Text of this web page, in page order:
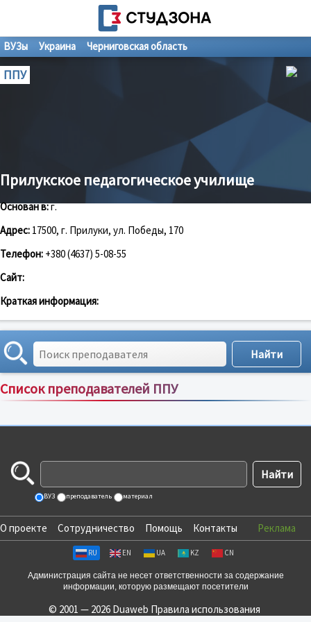
ВУЗы Украина Черниговская область
ППУ
Прилукское педагогическое училище
Основан в:г.
Адрес: 17500, г. Прилуки, ул. Победы, 170
Телефон: +380 (4637) 5-08-55
Сайт:
Краткая информация:
Список преподавателей ППУ
Сортировка по:имени;рейтингу;отзывам
ВУЗ преподаватель материал
О проекте Сотрудничество Помощь Контакты Реклама
RU EN UA KZ CN
Администрация сайта не несет ответственности за содержание
информации, которую размещают посетители
© 2001 — 2026 Duaweb Правила использования